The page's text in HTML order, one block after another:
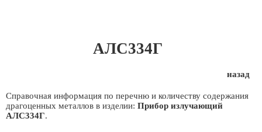
АЛС334Г
назад
Справочная информация по перечню и количеству содержания
драгоценных металлов в изделии: Прибор излучающий
АЛС334Г.